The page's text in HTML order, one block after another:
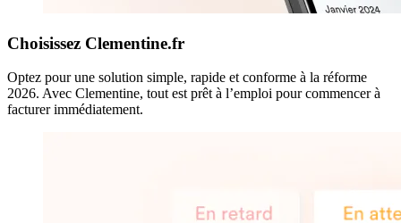
Choisissez Clementine.fr
Optez pour une solution simple, rapide et conforme à la réforme
2026. Avec Clementine, tout est prêt à l’emploi pour commencer à
facturer immédiatement.